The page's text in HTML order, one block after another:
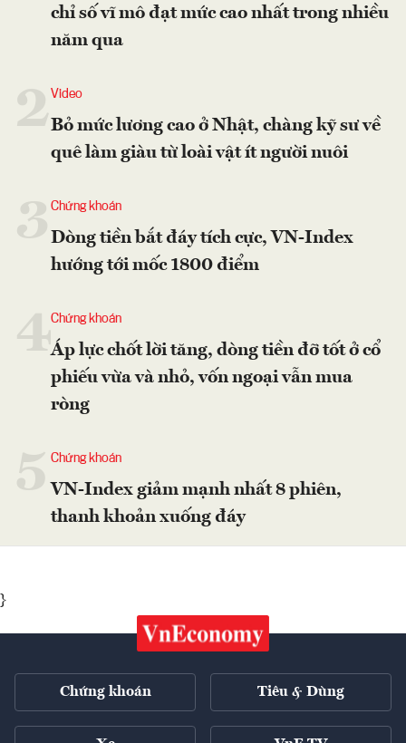
chỉ số vĩ mô đạt mức cao nhất trong nhiều
năm qua
2Video
Bỏ mức lương cao ở Nhật, chàng kỹ sư về
quê làm giàu từ loài vật ít người nuôi
Chứng khoán
Dòng tiền bắt đáy tích cực, VN-Index
hướng tới mốc 1800 điểm
4Chứng khoán
Áp lực chốt lời tăng, dòng tiền đỡ tốt ở cổ
phiếu vừa và nhỏ, vốn ngoại vẫn mua
ròng
Chứng khoán
VN-Index giảm mạnh nhất 8 phiên,
thanh khoản xuống đáy
}
Chứng khoán Tiêu & Dùng